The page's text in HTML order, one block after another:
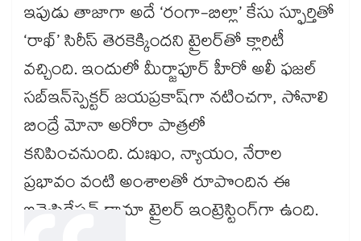
ఇపుడు తాజాగా అదే ‘రంగా-బిల్లా’ కేసు స్ఫూర్తితో
‘రాఖ్’ సిరీస్‌ తెరకెక్కిందని ట్రైలర్⁬తో క్లారిటీ
వచ్చింది. ఇందులో మీర్జాపూర్ హీరో అలీ ఫజల్
సబ్‌ఇన్‌స్పెక్టర్ జయప్రకాష్‌గా నటించగా, సోనాలి
బింద్రే మోనా అరోరా పాత్రలో
కనిపించనుంది. దుఃఖం, న్యాయం, నేరాల
ప్రభావం వంటి అంశాలతో రూపొందిన ఈ
ఇన్వెస్టిగేషన్ డ్రామా ట్రైలర్ ఇంట్రెస్టింగ్⁬గా ఉంది.